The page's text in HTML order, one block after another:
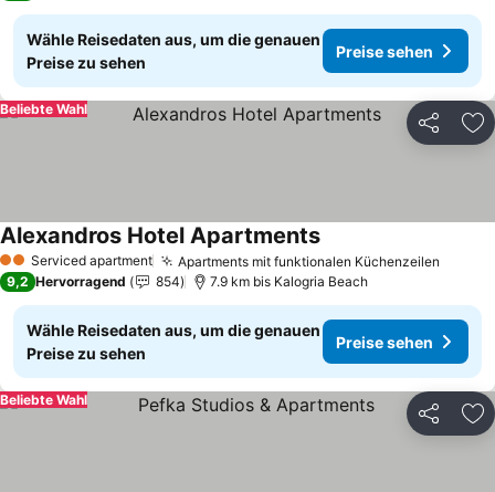
Wähle Reisedaten aus, um die genauen
Preise zu sehen
Preise sehen
Teilen
Beliebte Wahl
2 SterneServiced apartment Apartments mit funktionalen Küchenzeilen
Alexandros Hotel ApartmentsPreise sehen
9,2 Hervorragend 854 7.9 km bis Kalogria Beach
Wähle Reisedaten aus, um die genauen
Preise zu sehen
Preise sehen
Teilen
Beliebte Wahl